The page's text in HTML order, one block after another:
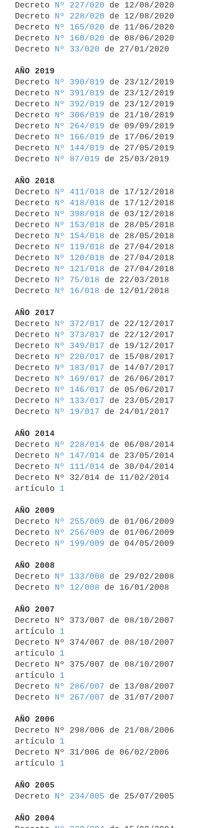
Decreto
Nº 227/020 de 12/08/2020
Decreto
Nº 228/020 de 12/08/2020
Decreto
Nº 165/020 de 11/06/2020
Decreto
Nº 160/020 de 08/06/2020
Decreto
Nº 33/020 de 27/01/2020
AÑO 2019
Decreto
Nº 390/019 de 23/12/2019
Decreto
Nº 391/019 de 23/12/2019
Decreto
Nº 392/019 de 23/12/2019
Decreto
Nº 306/019 de 21/10/2019
Decreto
Nº 264/019 de 09/09/2019
Decreto
Nº 166/019 de 17/06/2019
Decreto
Nº 144/019 de 27/05/2019
Decreto
Nº 87/019 de 25/03/2019
AÑO 2018
Decreto
Nº 411/018 de 17/12/2018
Decreto
Nº 418/018 de 17/12/2018
Decreto
Nº 398/018 de 03/12/2018
Decreto
Nº 153/018 de 28/05/2018
Decreto
Nº 154/018 de 28/05/2018
Decreto
Nº 119/018 de 27/04/2018
Decreto
Nº 120/018 de 27/04/2018
Decreto
Nº 121/018 de 27/04/2018
Decreto
Nº 75/018 de 22/03/2018
Decreto
Nº 16/018 de 12/01/2018
AÑO 2017
Decreto
Nº 372/017 de 22/12/2017
Decreto
Nº 373/017 de 22/12/2017
Decreto
Nº 349/017 de 19/12/2017
Decreto
Nº 220/017 de 15/08/2017
Decreto
Nº 183/017 de 14/07/2017
Decreto
Nº 169/017 de 26/06/2017
Decreto
Nº 146/017 de 05/06/2017
Decreto
Nº 133/017 de 23/05/2017
Decreto
Nº 19/017 de 24/01/2017
AÑO 2014
Decreto
Nº 228/014 de 06/08/2014
Decreto
Nº 147/014 de 23/05/2014
Decreto
Nº 111/014 de 30/04/2014
Decreto Nº 32/014 de 11/02/2014
artículo 1
AÑO 2009
Decreto
Nº 255/009 de 01/06/2009
Decreto
Nº 256/009 de 01/06/2009
Decreto
Nº 199/009 de 04/05/2009
AÑO 2008
Decreto
Nº 133/008 de 29/02/2008
Decreto
Nº 12/008 de 16/01/2008
AÑO 2007
Decreto Nº 373/007 de 08/10/2007
artículo 1
Decreto Nº 374/007 de 08/10/2007
artículo 1
Decreto Nº 375/007 de 08/10/2007
artículo 1
Decreto
Nº 286/007 de 13/08/2007
Decreto
Nº 267/007 de 31/07/2007
AÑO 2006
Decreto Nº 298/006 de 21/08/2006
artículo 1
Decreto Nº 31/006 de 06/02/2006
artículo 1
AÑO 2005
Decreto
Nº 234/005 de 25/07/2005
AÑO 2004